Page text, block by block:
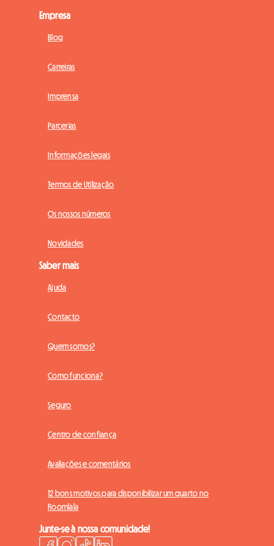
Empresa
Blog
Carreiras
Imprensa
Parcerias
Informações legais
Termos de Utilização
Os nossos números
Novidades
Saber mais
Ajuda
Contacto
Quem somos?
Como funciona?
Seguro
Centro de confiança
Avaliações e comentários
12 bons motivos para disponibilizar um quarto no
Roomlala
Junte-se à nossa comunidade!